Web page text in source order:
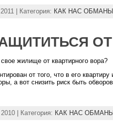
| Категория: КАК НАС
жилище от квартирного вора?
от того, что в его
а вот снизить риск быть
| Категория: КАК НАС